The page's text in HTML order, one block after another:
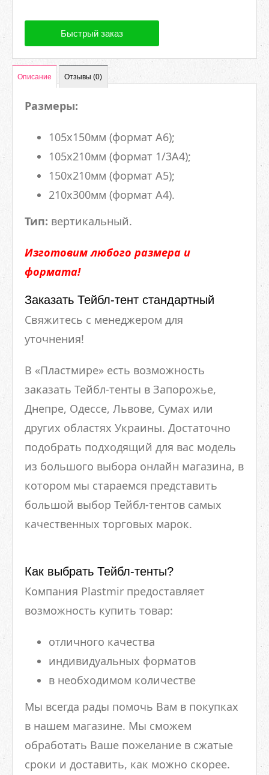
Быстрый заказ
Описание Отзывы (0)
Размеры:
105х150мм (формат А6);
105х210мм (формат 1/3А4);
150х210мм (формат А5);
210х300мм (формат А4).
Тип: вертикальный.
Изготовим любого размера и
формата!
Заказать Тейбл-тент стандартный
Свяжитесь с менеджером для
уточнения!
В «Пластмире» есть возможность
заказать Тейбл-тенты в Запорожье,
Днепре, Одессе, Львове, Сумах или
других областях Украины. Достаточно
подобрать подходящий для вас модель
из большого выбора онлайн магазина, в
котором мы стараемся представить
большой выбор Тейбл-тентов самых
качественных торговых марок.
Как выбрать Тейбл-тенты?
Компания Plastmir предоставляет
возможность купить товар:
отличного качества
индивидуальных форматов
в необходимом количестве
Мы всегда рады помочь Вам в покупках
в нашем магазине. Мы сможем
обработать Ваше пожелание в сжатые
сроки и доставить, как можно скорее.